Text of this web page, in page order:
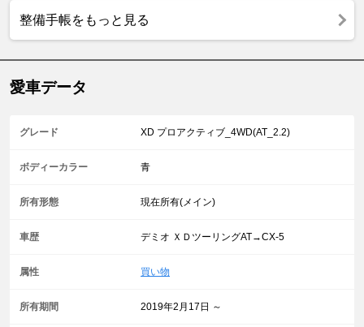
整備手帳をもっと見る
愛車データ
グレード XD プロアクティブ_4WD(AT_2.2)
ボディーカラー 青
所有形態 現在所有(メイン)
車歴 デミオ ＸＤツーリングAT→CX-5
属性 買い物
所有期間 2019年2月17日 ～